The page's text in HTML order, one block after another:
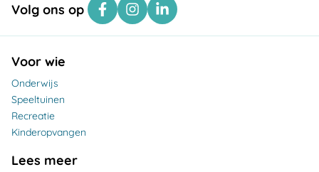
Volg ons op
Voor wie
Onderwijs
Speeltuinen
Recreatie
Kinderopvangen
Lees meer